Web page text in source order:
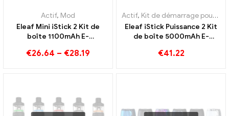
Actif, Mod
Eleaf Mini iStick 2 Kit de
boîte 1100mAh E-
Personnalisé
€26.64 – €28.19
Actif, Kit de démarrage pour cigarette électronique
Eleaf iStick Puissance 2 Kit
de boîte 5000mAh E-
Personnalisé
€41.22